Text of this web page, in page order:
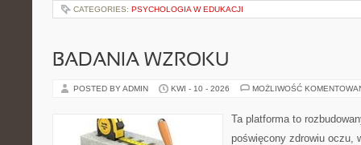
CATEGORIES: PSYCHOLOGIA W EDUKACJI
BADANIA WZROKU
POSTED BY ADMIN KWI - 10 - 2026 MOŻLIWOŚĆ
Ta platforma to
poświęcony zdrowiu oczu,